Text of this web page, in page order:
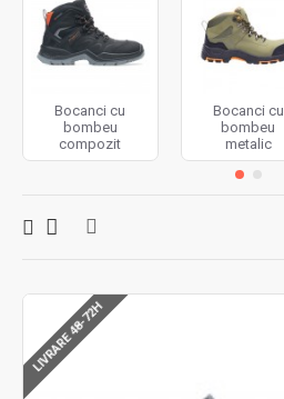
Bocanci cu
bombeu
compozit
Bocanci cu
bombeu
metalic
LIVRARE 48-72H